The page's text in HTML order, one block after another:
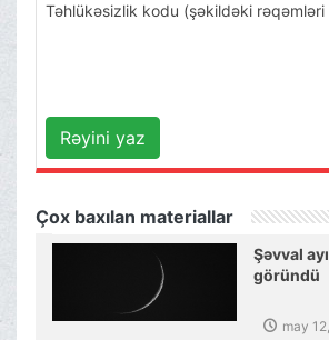
Təhlükəsizlik kodu (şəkildəki
Rəyini yaz
Çox baxılan materiallar
Şəvval
göründü
may